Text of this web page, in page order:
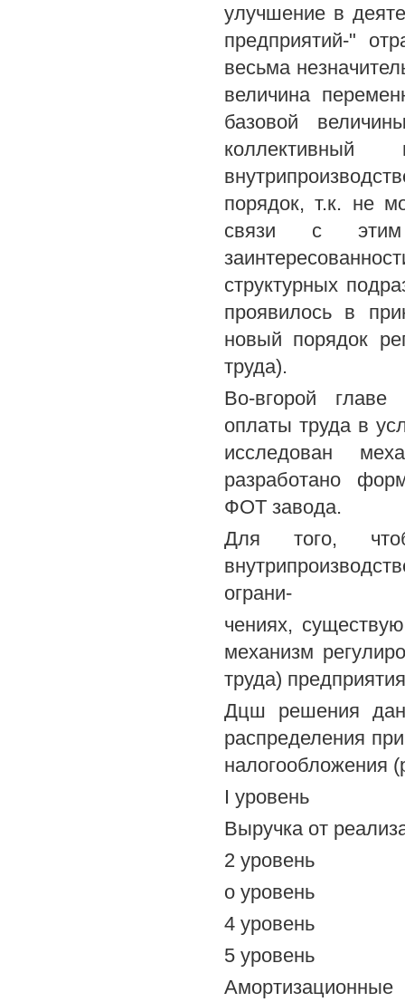
улучшение в
предприятий-"
весьма
величина
базовой
порядок, т.к. не
связи с этим
структурных
проявилось в
новый порядок
труда).
Во-вгорой
оплаты труда в
исследован
разработано
ФОТ завода.
Для того,
ограни-
чениях,
механизм
труда)
Дцш решения
распределения
налогообложения
I уровень
Выручка от
2 уровень
о уровень
4 уровень
5 уровень